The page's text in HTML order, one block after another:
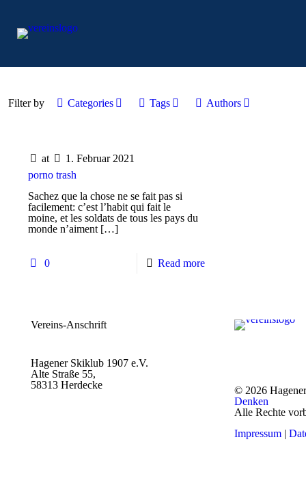
Filter by Categories Tags Authors
at
1. Februar 2021
porno trash
Sachez que la chose ne se fait pas si
facilement: c’est l’habit qui fait le
moine, et les soldats de tous les pays du
monde n’aiment […]
0 Read more
Vereins-Anschrift
Hagener Skiklub 1907 e.V.
Alte Straße 55,
58313 Herdecke
© 2026
Denken
Alle Rechte
Impressum|